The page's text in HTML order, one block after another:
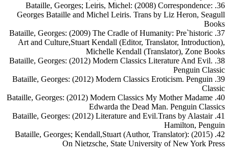
36. Bataille, Georges; Leiris, Michel: (2008) Correspondence:
Georges Bataille and Michel Leiris. Trans by Liz Heron, Seagull
Books
37. Bataille, Georges: (2009) The Cradle of Humanity: Pre`historic
Art and Culture,Stuart Kendall (Editor, Translator, Introduction),
Michelle Kendall (Translator), Zone Books
38. Bataille, Georges: (2012) Modern Classics Literature And Evil.
Penguin Classic
39. Bataille, Georges: (2012) Modern Classics Eroticism. Penguin
Classic
40. Bataille, Georges: (2012) Modern Classics My Mother Madame
Edwarda the Dead Man. Penguin Classics
41. Bataille, Georges: (2012) Literature and Evil.Trans by Alastair
Hamilton, Penguin
42. Bataille, Georges; Kendall,Stuart (Author, Translator): (2015)
On Nietzsche, State University of New York Press